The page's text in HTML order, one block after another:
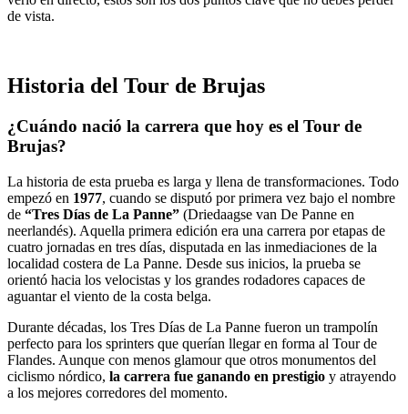
de vista.
Historia del Tour de Brujas
¿Cuándo nació la carrera que hoy es el Tour de
Brujas?
La historia de esta prueba es larga y llena de transformaciones. Todo
empezó en 1977, cuando se disputó por primera vez bajo el nombre
de “Tres Días de La Panne” (Driedaagse van De Panne en
neerlandés). Aquella primera edición era una carrera por etapas de
cuatro jornadas en tres días, disputada en las inmediaciones de la
localidad costera de La Panne. Desde sus inicios, la prueba se
orientó hacia los velocistas y los grandes rodadores capaces de
aguantar el viento de la costa belga.
Durante décadas, los Tres Días de La Panne fueron un trampolín
perfecto para los sprinters que querían llegar en forma al Tour de
Flandes. Aunque con menos glamour que otros monumentos del
ciclismo nórdico, la carrera fue ganando en prestigio y atrayendo
a los mejores corredores del momento.